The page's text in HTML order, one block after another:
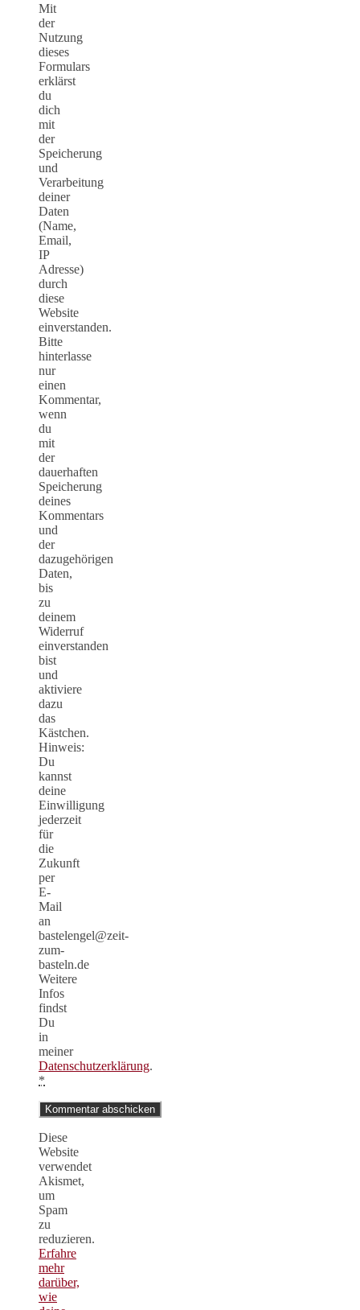
Mit
der
Nutzung
dieses
Formulars
erklärst
du
dich
mit
der
Speicherung
und
Verarbeitung
deiner
Daten
(Name,
Email,
IP
Adresse)
durch
diese
Website
einverstanden.
Bitte
hinterlasse
nur
einen
Kommentar,
wenn
du
mit
der
dauerhaften
Speicherung
deines
Kommentars
und
der
dazugehörigen
Daten,
bis
zu
deinem
Widerruf
einverstanden
bist
und
aktiviere
dazu
das
Kästchen.
Hinweis:
Du
kannst
deine
Einwilligung
jederzeit
für
die
Zukunft
per
E-
Mail
an
bastelengel@zeit-
zum-
basteln.de
Weitere
Infos
findst
Du
in
meiner
Datenschutzerklärung.
*
Diese
Website
verwendet
Akismet,
um
Spam
zu
reduzieren.
Erfahre
mehr
darüber,
wie